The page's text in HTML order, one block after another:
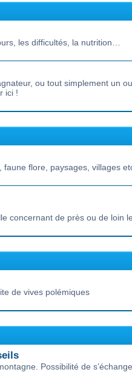
les difficultés, la nutrition…
ou tout simplement un
ici !
flore, paysages, villages
concernant de près ou de loin
de vives polémiques
Possibilité de